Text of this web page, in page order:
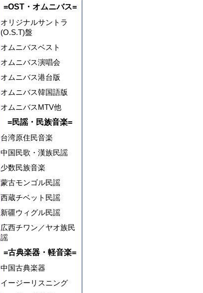
=OST・オムニバス=
オリジナルサントラ
(O.S.T)盤
オムニバスベスト
オムニバス演唱会
オムニバス港台版
オムニバス韓国語版
オムニバスMTV他
=民謡・民族音楽=
台湾原住民音楽
中国民歌・漢族民謡
少数民族音楽
蒙古モンゴル民謡
西蔵チベット民謡
新疆ウィグル民謡
広西チワン／ヤオ族民
謡
=古典楽器・軽音楽=
中国古典楽器
イージーリスニング